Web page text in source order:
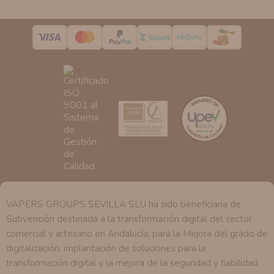
pedimos.
Derechos:
Tiene derecho a saber qué información
tenemos sobre usted, corregirla y eliminarla, tal y como
se explica en la información adicional disponible en
nuestra página web.
VAPERS GROUPS SEVILLA SLU ha sido beneficiaria de
Subvención destinada a la transformación digital del sector
comercial y artesano en Andalucía, para la Mejora del grado de
digitalización, implantación de soluciones para la
transformación digital y la mejora de la seguridad y fiabilidad